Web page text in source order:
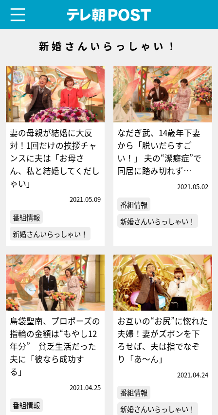
新婚さんいらっしゃい！
妻の母親が結婚に大反
対！1回だけの挨拶チャ
ンスに夫は「お母さ
ん、私と結婚してくだし
ゃい」
2021.05.09
番組情報
新婚さんいらっしゃい！
なだぎ武、14歳年下妻
から「脱いだらすご
い！」 夫の“潔癖症”で
同居に踏み切れず…
2021.05.02
番組情報
新婚さんいらっしゃい！
島袋聖南、プロポーズの
指輪の金額は“もやし12
年分” 貧乏生活だった
夫に「彼なら成功す
る」
2021.04.25
番組情報
お互いの“お尻”に惚れた
夫婦！妻がズボンを下
ろせば、夫は指でなぞ
り「あ～ん」
2021.04.24
番組情報
新婚さんいらっしゃい！